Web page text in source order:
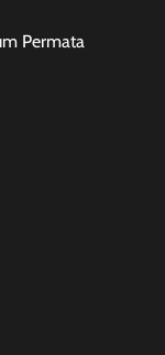
Permata